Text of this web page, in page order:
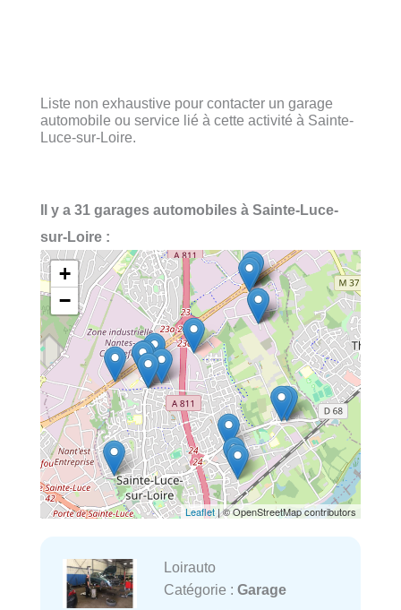
Liste non exhaustive pour contacter un garage
automobile ou service lié à cette activité à Sainte-
Luce-sur-Loire.
Il y a 31 garages automobiles à Sainte-Luce-
sur-Loire :
+
−
Leaflet| © OpenStreetMap contributors
Loirauto
Catégorie : Garage